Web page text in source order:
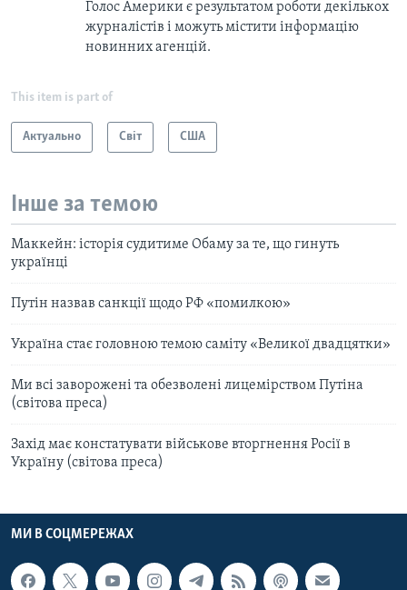
Голос Америки є результатом роботи декількох
журналістів і можуть містити інформацію
новинних агенцій.
This item is part of
Актуально Світ США
Інше за темою
Маккейн: історія судитиме Обаму за те, що гинуть
українці
Путін назвав санкції щодо РФ «помилкою»
Україна стає головною темою саміту «Великої двадцятки»
Ми всі заворожені та обезволені лицемірством Путіна
(світова преса)
Захід має констатувати військове вторгнення Росії в
Україну (світова преса)
МИ В СОЦМЕРЕЖАХ